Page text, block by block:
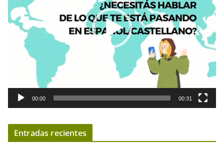
d
d
í
d
00:00 00:31
Entradas recientes